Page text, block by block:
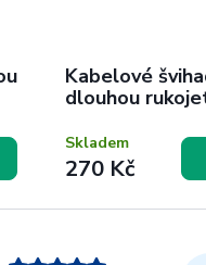
Kabelové
dlouhou
270 Kč
Skladem